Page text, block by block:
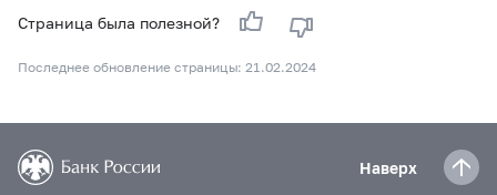
Страница была полезной?
Последнее обновление страницы: 21.02.2024
Наверх